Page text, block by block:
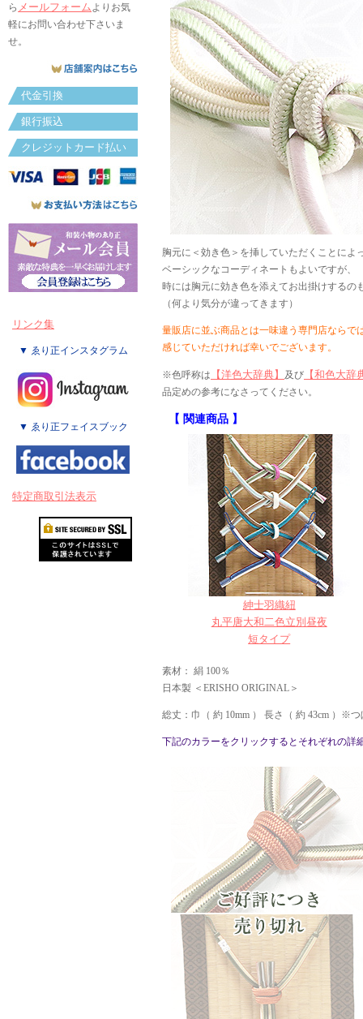
ら メールフォームよりお気
軽にお問い合わせ下さいま
せ。
代金引換
銀行振込
クレジットカード払い
リンク集
▼ ゑり正インスタグラム
▼ ゑり正フェイスブック
特定商取引法表示
胸元に＜効き色＞を挿していただくことによ
ベーシックなコーディネートもよいですが、
時には胸元に効き色を添えてお出掛けするの
（何より気分が違ってきます）
量販店に並ぶ商品とは一味違う専門店ならで
感じていただければ幸いでございます。
※色呼称は 【洋色大辞典】 及び 【和色大辞
品定めの参考になさってください。
【 関連商品 】
紳士羽織紐
丸平唐大和二色立別昼夜
短タイプ
素材： 絹 100％
日本製 ＜ERISHO ORIGINAL＞
総丈：巾（ 約 10mm ） 長さ（ 約 43cm ）※つ
下記のカラーをクリックするとそれぞれの詳